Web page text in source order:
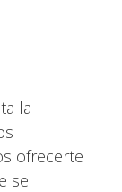
la
ofrecerte
se